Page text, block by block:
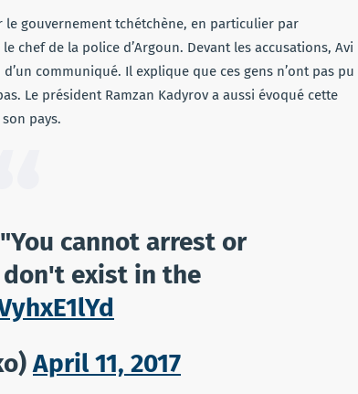
gouvernement tchétchène, en particulier par
chef de la police d’Argoun. Devant les accusations, Avi
communiqué. Il explique que ces gens n’ont pas pu
Le président Ramzan Kadyrov a aussi évoqué cette
pays.
cannot arrest or
exist in the
April 11, 2017